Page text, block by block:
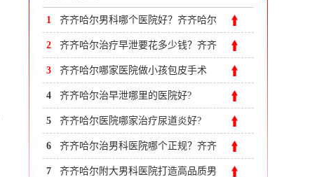
1 齐齐哈尔男科哪个医院好？齐齐哈尔
附大男科医院
2 齐齐哈尔治疗早泄要花多少钱？齐齐
哈尔看早泄哪家医院好？
3 齐齐哈尔哪家医院做小孩包皮手术
好？齐齐哈尔附大男科医院
4 齐齐哈尔治早泄哪里的医院好?
5 齐齐哈尔医院哪家治疗尿道炎好?
6 齐齐哈尔治男科医院哪个正规？齐齐
哈尔附大男科医院
7 齐齐哈尔附大男科医院打造高品质男